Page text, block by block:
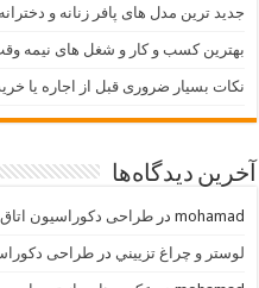
جدید ترین مدل های پافر زنانه و
بهترین کسب و کار و شغل های نیمه
نکات بسیار ضروری قبل از اجاره یا
آخرین دیدگاه‌ها
mohamad درطراحی دکوراسیون اتاق
لوستر و چراغ تزييني درطراحی